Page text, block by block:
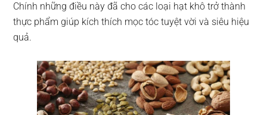
Chính những điều này đã cho các loại hạt khô trở thành
thực phẩm giúp kích thích mọc tóc tuyệt vời và siêu hiệu
quả.